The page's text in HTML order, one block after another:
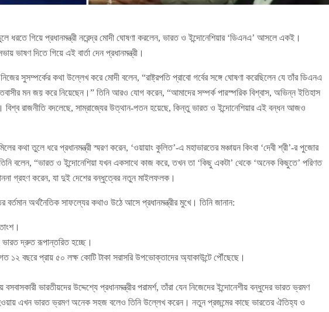
গিয়ে প্রধানমন্ত্রী নরেন্দ্র মোদী ঘোষণা করলেন, ভারত ও ইন্দোনেশিয়ার ‘ডিএনএ’ আসলে একই।
ভাষণ দিতে গিয়ে এই বার্তা দেন প্রধানমন্ত্রী।
নিজের সুসম্পর্কের কথা উল্লেখ করে মোদী বলেন, “রাষ্ট্রপতি প্রাবো গর্বের সঙ্গে ঘোষণা করেছিলেন যে তাঁর ডিএনএ
মন জয় করে নিয়েছেন।” তিনি আরও যোগ করেন, “আমাদের সম্পর্ক পারস্পরিক বিশ্বাস, অভিন্ন ইতিহাস
রাজনীতি বদলেছে, সাম্রাজ্যের উত্থান-পতন হয়েছে, কিন্তু ভারত ও ইন্দোনেশিয়ার এই বন্ধন আজও
কথা তুলে ধরে প্রধানমন্ত্রী স্মরণ করেন, ‘ওয়ায়াং কুলিত’-এ মহাভারতের মঞ্চায়ন কিংবা ‘দেবী শ্রী’-র পুজোর
বলেন, “ভারত ও ইন্দোনেশিয়া যখন একসাথে কাজ করে, তখন তা ‘কিছু একটা’ থেকে ‘অনেক কিছুতে’ পরিণত
গ্রহণ করেন, যা দুই দেশের বন্ধুত্বের নতুন মাইলফলক।
বর্তমান অর্থনৈতিক সাফল্যের কথাও উঠে আসে প্রধানমন্ত্রীর মুখে। তিনি জানান:
ভারত দ্রুত রূপান্তরিত হচ্ছে।
১২ বছরে প্রায় ৫০ লক্ষ কোটি টাকা সরাসরি উপভোক্তাদের অ্যাকাউন্টে পৌঁছেছে।
বসবাসকারী ভারতীয়দের উদ্দেশ্যে প্রধানমন্ত্রীর পরামর্শ, তাঁরা যেন নিজেদের ইন্দোনেশীয় বন্ধুদের ভারত ভ্রমণ
হওয়ায় এখন ভারত ভ্রমণ অনেক সহজ বলেও তিনি উল্লেখ করেন। নতুন প্রজন্মের কাছে ভারতের ঐতিহ্য ও